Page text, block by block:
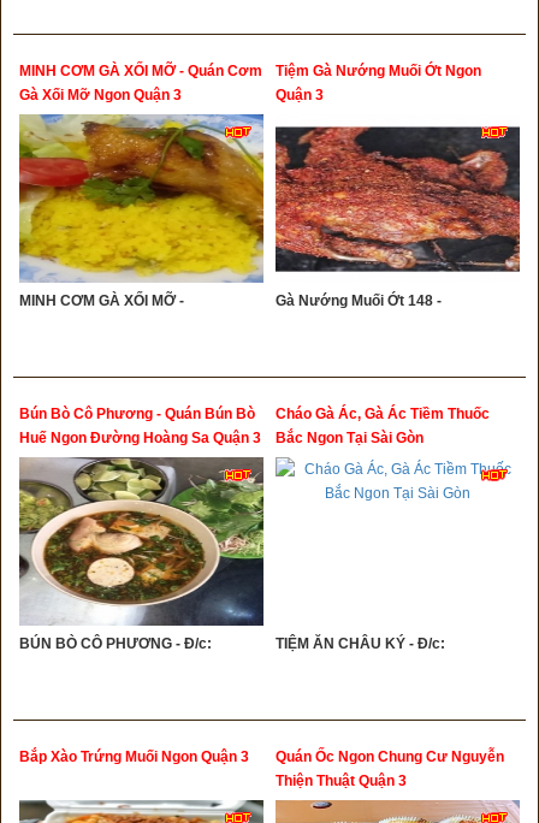
MINH CƠM GÀ XỐI MỠ - Quán Cơm
Gà Xối Mỡ Ngon Quận 3
MINH CƠM GÀ XỐI MỠ -
Tiệm Gà Nướng Muối Ớt Ngon
Quận 3
Gà Nướng Muối Ớt 148 -
Bún Bò Cô Phương - Quán Bún Bò
Huế Ngon Đường Hoàng Sa Quận 3
BÚN BÒ CÔ PHƯƠNG - Đ/c:
Cháo Gà Ác, Gà Ác Tiềm Thuốc
Bắc Ngon Tại Sài Gòn
TIỆM ĂN CHÂU KÝ - Đ/c:
Bắp Xào Trứng Muối Ngon Quận 3
Quán Ốc Ngon Chung Cư Nguyễn
Thiện Thuật Quận 3